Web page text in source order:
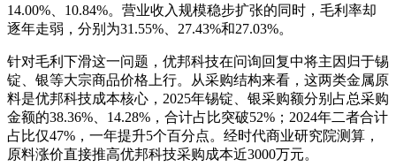
14.00%、10.84%。营业收入规模稳步扩张的同时，毛利率却
逐年走弱，分别为31.55%、27.43%和27.03%。
针对毛利下滑这一问题，优邦科技在问询回复中将主因归于锡
锭、银等大宗商品价格上行。从采购结构来看，这两类金属原
料是优邦科技成本核心，2025年锡锭、银采购额分别占总采购
金额的38.36%、14.28%，合计占比突破52%；2024年二者合计
占比仅47%，一年提升5个百分点。经时代商业研究院测算，
原料涨价直接推高优邦科技采购成本近3000万元。